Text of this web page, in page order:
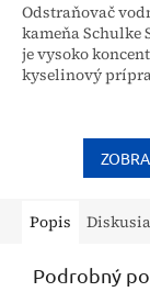
Odstraňovač
kameňa Schulke
je vysoko
kyselinový
tankov a
zariadení....
Popis Diskusia
Podrobný